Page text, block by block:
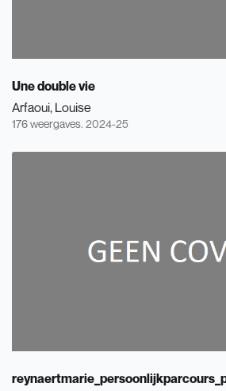
Une double vie
Arfaoui, Louise
176 weergaves. 2024-25